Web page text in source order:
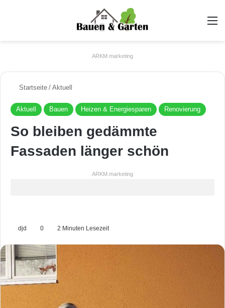
ARKM.marketing
Startseite / Aktuell
Aktuell Bauen Heizen & Energiesparen Renovierung
So bleiben gedämmte
Fassaden länger schön
ARKM.marketing
djd 0 2 Minuten Lesezeit